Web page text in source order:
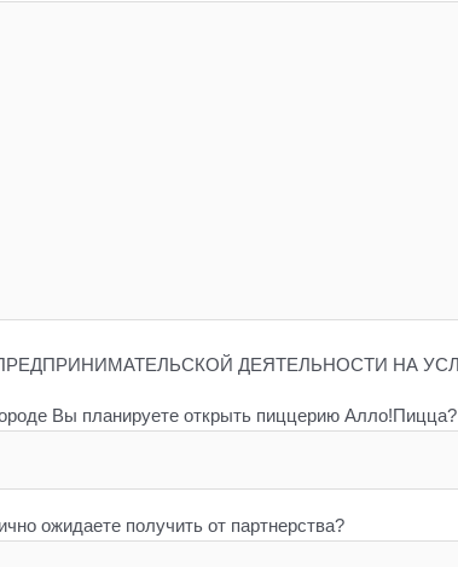
ДЕЯТЕЛЬНОСТИ НА
Вы планируете открыть пиццерию Алло!Пицца?
ожидаете получить от партнерства?